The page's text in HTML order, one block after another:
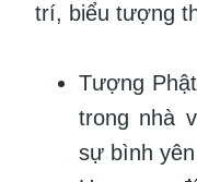
trí, biểu tượng
Tượng
trong nhà
sự bình